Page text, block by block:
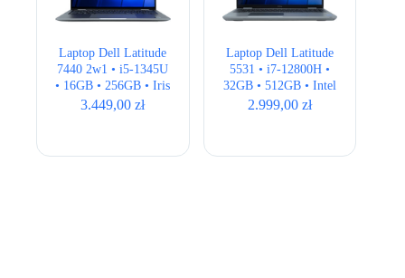
Laptop Dell Latitude
7440 2w1 • i5-1345U
• 16GB • 256GB • Iris
Xe • 14″ FHD+ •
3.449,00zł
Laptop Dell Latitude
5531 • i7-12800H •
32GB • 512GB • Intel
UHD Graphics •
2.999,00 zł